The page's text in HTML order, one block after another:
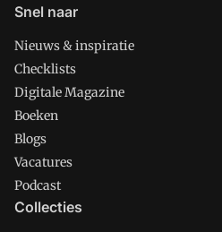
Snel naar
Nieuws & inspiratie
Checklists
Digitale Magazine
Boeken
Blogs
Vacatures
Podcast
Collecties